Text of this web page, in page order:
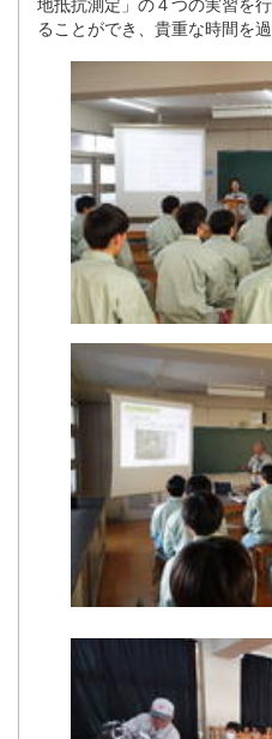
ることができ、貴重な時間を